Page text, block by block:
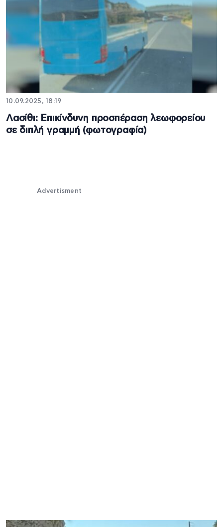
10.09.2025, 18:19
Λασίθι: Επικίνδυνη προσπέραση λεωφορείου
σε διπλή γραμμή (φωτογραφία)
Advertisment